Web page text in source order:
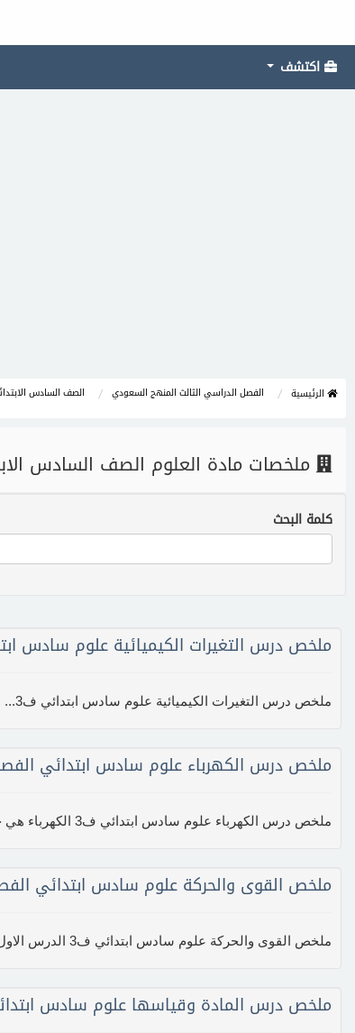
اكتشف
الرئيسية الفصل الدراسي الثالث المنهج السعودي الصف السادس
ملخصات مادة العلوم الصف السادس
كلمة البحث
ملخص درس التغيرات الكيميائية علوم سادس
ملخص درس التغيرات الكيميائية علوم سادس ابتدائي ف3...
ملخص درس الكهرباء علوم سادس ابتدائي
ملخص درس الكهرباء علوم سادس ابتدائي ف3 الكهرباء هي حركة إلكترونات
ملخص القوى والحركة علوم سادس ابتدائي
ملخص القوى والحركة علوم سادس ابتدائي ف3 الدرس الاول : الحركة ...
ملخص درس المادة وقياسها علوم سادس